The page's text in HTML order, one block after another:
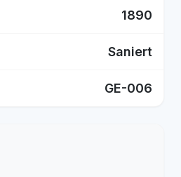
1890
Saniert
GE-006